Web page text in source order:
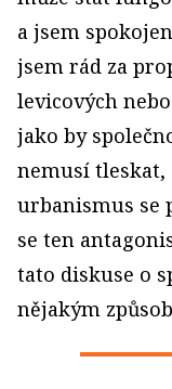
a jsem
jsem rád za
levicových
jako by
nemusí tleskat,
urbanismus se
se ten
tato diskuse o
nějakým